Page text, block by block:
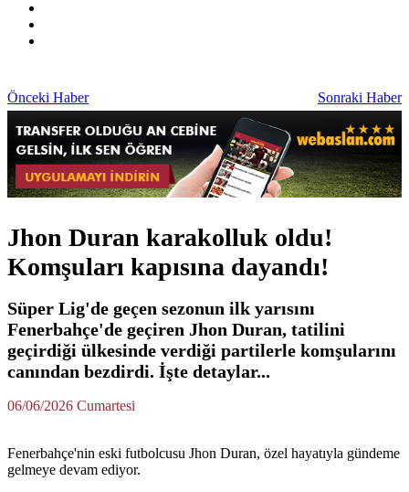
Önceki Haber Sonraki Haber
Jhon Duran karakolluk oldu!
Komşuları kapısına dayandı!
Süper Lig'de geçen sezonun ilk yarısını
Fenerbahçe'de geçiren Jhon Duran, tatilini
geçirdiği ülkesinde verdiği partilerle komşularını
canından bezdirdi. İşte detaylar...
06/06/2026 Cumartesi
Fenerbahçe'nin eski futbolcusu Jhon Duran, özel hayatıyla gündeme
gelmeye devam ediyor.